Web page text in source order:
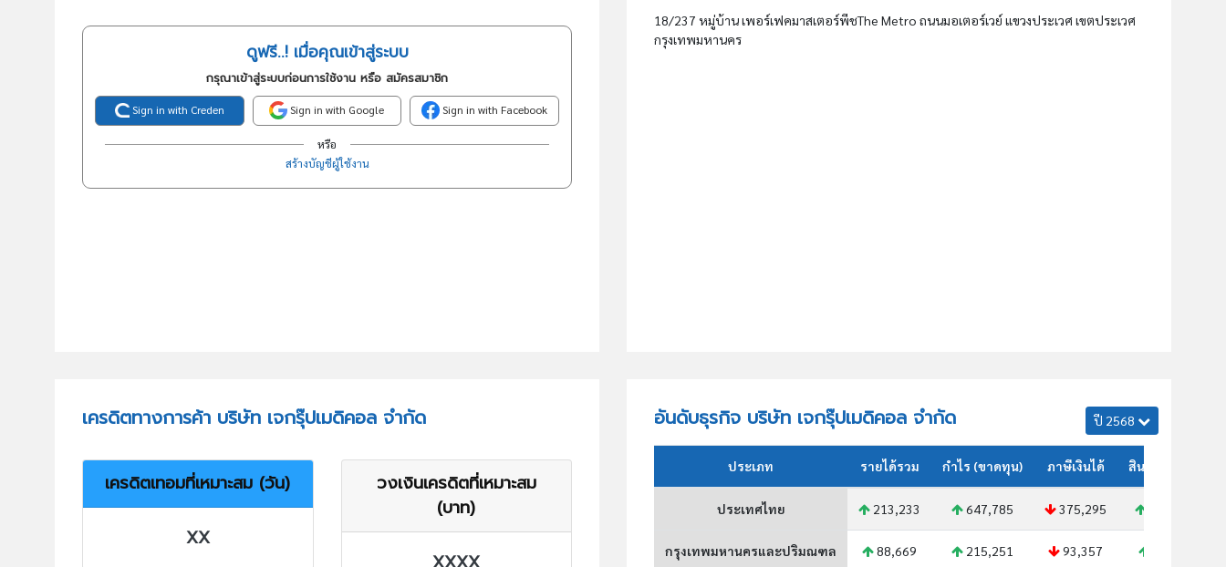
ดูฟรี..! เมื่อคุณเข้าสู่ระบบ
กรุณาเข้าสู่ระบบก่อนการใช้งาน หรือ สมัครสมาชิก
Sign in with Creden Sign in with Google Sign in with Facebook
หรือ
สร้างบัญชีผู้ใช้งาน
18/237 หมู่บ้าน เพอร์เฟคมาสเตอร์พีชThe Metro ถนนมอเตอร์เวย์ แขวงประเวศ เขตประเวศ
กรุงเทพมหานคร
เครดิตทางการค้า บริษัท เจกรุ๊ปเมดิคอล จำกัด
เครดิตเทอมที่เหมาะสม (วัน)
XX
วงเงินเครดิตที่เหมาะสม
(บาท)
อันดับธุรกิจ บริษัท เจกรุ๊ปเมดิคอล จำกัด ปี 2568
ประเภท รายได้รวม กำไร (ขาดทุน) ภาษีเงินได้ สินทรัพย์รวม
ประเทศไทย 213,233 647,785 375,295
กรุงเทพมหานครและปริมณฑล 88,669 215,251 93,357